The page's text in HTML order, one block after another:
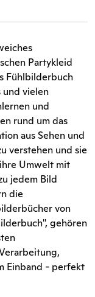
Partykleid
Fühlbilderbuch
und vielen
und
rund um das
aus Sehen und
verstehen und sie
Umwelt mit
jedem Bild
die
von
gehören
Einband - perfekt